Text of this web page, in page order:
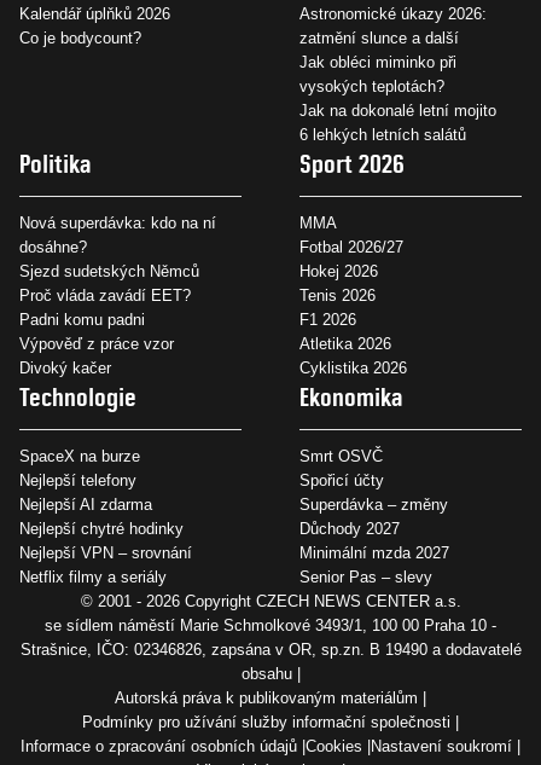
Kalendář úplňků 2026
Co je bodycount?
Astronomické úkazy 2026:
zatmění slunce a další
Jak obléci miminko při
vysokých teplotách?
Jak na dokonalé letní mojito
6 lehkých letních salátů
Politika
Nová superdávka: kdo na ní
dosáhne?
Sjezd sudetských Němců
Proč vláda zavádí EET?
Padni komu padni
Výpověď z práce vzor
Divoký kačer
Sport 2026
MMA
Fotbal 2026/27
Hokej 2026
Tenis 2026
F1 2026
Atletika 2026
Cyklistika 2026
Technologie
SpaceX na burze
Nejlepší telefony
Nejlepší AI zdarma
Nejlepší chytré hodinky
Nejlepší VPN – srovnání
Netflix filmy a seriály
Ekonomika
Smrt OSVČ
Spořicí účty
Superdávka – změny
Důchody 2027
Minimální mzda 2027
Senior Pas – slevy
© 2001 - 2026 Copyright CZECH NEWS CENTER a.s.
se sídlem náměstí Marie Schmolkové 3493/1, 100 00 Praha 10 -
Strašnice, IČO: 02346826, zapsána v OR, sp.zn. B 19490 a dodavatelé
obsahu
Autorská práva k publikovaným materiálům
Podmínky pro užívání služby informační společnosti
Informace o zpracování osobních údajů Cookies Nastavení soukromí